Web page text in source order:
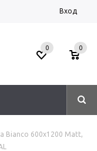
Вход
0 0
Bianco 600х1200 Matt,